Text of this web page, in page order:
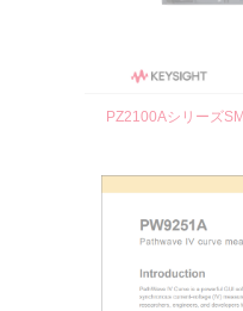
PZ2100Aシリーズ